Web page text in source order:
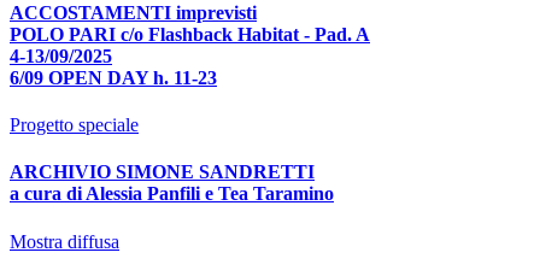
ACCOSTAMENTI imprevisti
POLO PARI c/o Flashback Habitat - Pad. A
4-13/09/2025
6/09 OPEN DAY h. 11-23
Progetto speciale
ARCHIVIO SIMONE SANDRETTI
a cura di Alessia Panfili e Tea Taramino
Mostra diffusa